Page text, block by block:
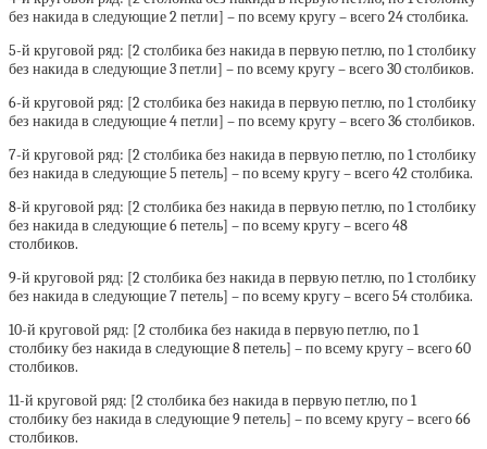
без накида в следующие 2 петли] – по всему кругу – всего 24 столбика.
5-й круговой ряд: [2 столбика без накида в первую петлю, по 1 столбику
без накида в следующие 3 петли] – по всему кругу – всего 30 столбиков.
6-й круговой ряд: [2 столбика без накида в первую петлю, по 1 столбику
без накида в следующие 4 петли] – по всему кругу – всего 36 столбиков.
7-й круговой ряд: [2 столбика без накида в первую петлю, по 1 столбику
без накида в следующие 5 петель] – по всему кругу – всего 42 столбика.
8-й круговой ряд: [2 столбика без накида в первую петлю, по 1 столбику
без накида в следующие 6 петель] – по всему кругу – всего 48
столбиков.
9-й круговой ряд: [2 столбика без накида в первую петлю, по 1 столбику
без накида в следующие 7 петель] – по всему кругу – всего 54 столбика.
10-й круговой ряд: [2 столбика без накида в первую петлю, по 1
столбику без накида в следующие 8 петель] – по всему кругу – всего 60
столбиков.
11-й круговой ряд: [2 столбика без накида в первую петлю, по 1
столбику без накида в следующие 9 петель] – по всему кругу – всего 66
столбиков.